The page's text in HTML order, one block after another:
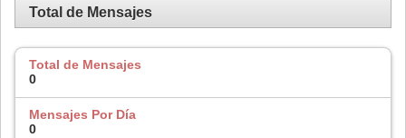
Total de Mensajes
Total de Mensajes
0
Mensajes Por Día
0